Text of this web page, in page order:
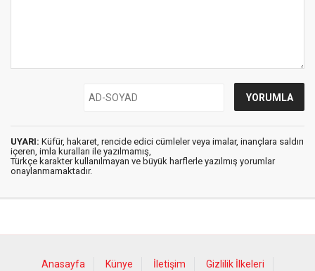
UYARI: Küfür, hakaret, rencide edici cümleler veya imalar, inançlara saldırı
içeren, imla kuralları ile yazılmamış,
Türkçe karakter kullanılmayan ve büyük harflerle yazılmış yorumlar
onaylanmamaktadır.
Anasayfa Künye İletişim Gizlilik İlkeleri